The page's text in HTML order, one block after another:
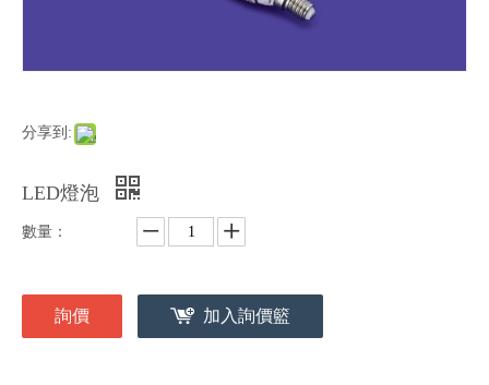
分享到:
LED燈泡
數量：
詢價 加入詢價籃